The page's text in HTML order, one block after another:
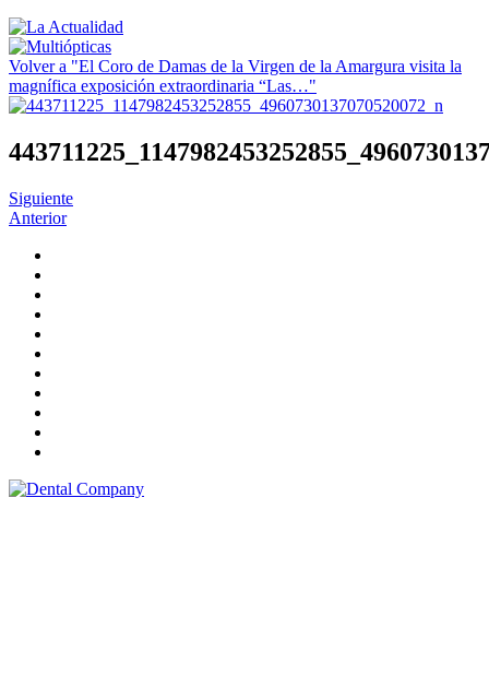
Volver a "El Coro de Damas de la Virgen de la Amargura visita la
magnífica exposición extraordinaria “Las…"
Siguiente
Anterior